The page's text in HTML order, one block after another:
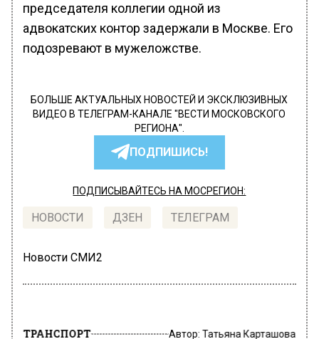
председателя коллегии одной из
адвокатских контор задержали в Москве. Его
подозревают в мужеложстве.
БОЛЬШЕ АКТУАЛЬНЫХ НОВОСТЕЙ И ЭКСКЛЮЗИВНЫХ
ВИДЕО В ТЕЛЕГРАМ-КАНАЛЕ "ВЕСТИ МОСКОВСКОГО
РЕГИОНА".
ПОДПИШИСЬ!
ПОДПИСЫВАЙТЕСЬ НА МОСРЕГИОН:
НОВОСТИ ДЗЕН ТЕЛЕГРАМ
Новости СМИ2
ТРАНСПОРТ Автор: Татьяна Карташова